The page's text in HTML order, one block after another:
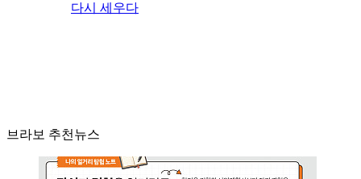
다시 세우다
브라보 추천뉴스